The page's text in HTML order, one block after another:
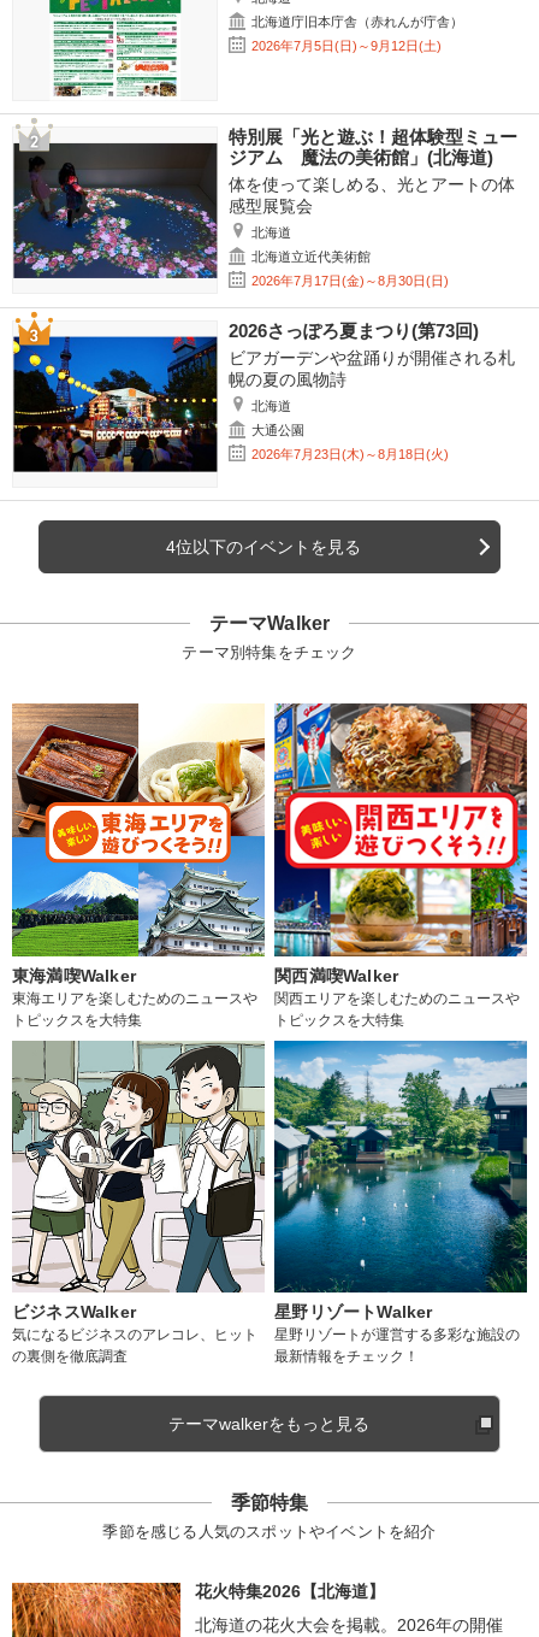
北海道庁旧本庁舎（赤れんが庁舎）
2026年7月5日(日)～9月12日(土)
特別展「光と遊ぶ！超体験型ミュー
ジアム 魔法の美術館」(北海道)
体を使って楽しめる、光とアートの体
感型展覧会
北海道
北海道立近代美術館
2026年7月17日(金)～8月30日(日)
2026さっぽろ夏まつり(第73回)
ビアガーデンや盆踊りが開催される札
幌の夏の風物詩
北海道
大通公園
2026年7月23日(木)～8月18日(火)
4位以下のイベントを見る
テーマWalker
テーマ別特集をチェック
東海満喫Walker
東海エリアを楽しむためのニュースや
トピックスを大特集
関西満喫Walker
関西エリアを楽しむためのニュースや
トピックスを大特集
ビジネスWalker
気になるビジネスのアレコレ、ヒット
の裏側を徹底調査
星野リゾートWalker
星野リゾートが運営する多彩な施設の
最新情報をチェック！
テーマwalkerをもっと見る
季節特集
季節を感じる人気のスポットやイベントを紹介
花火特集2026【北海道】
北海道の花火大会を掲載。2026年の開催